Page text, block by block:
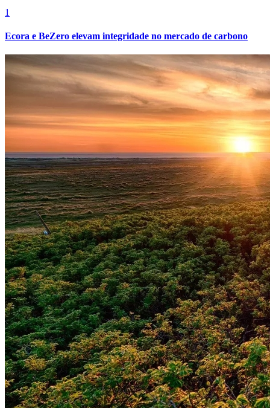
Atlético-MG
1
Ecora e BeZero elevam integridade no mercado de carbono